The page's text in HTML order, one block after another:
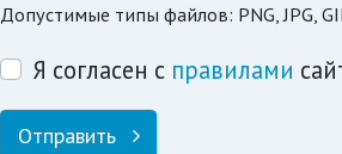
Допустимые типы файлов: PNG, JPG,
Я согласен с правилами
Отправить